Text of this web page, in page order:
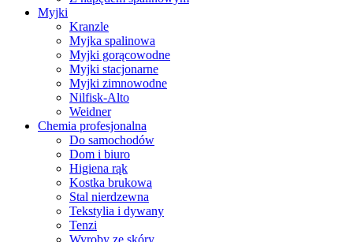
Myjki
Kranzle
Myjka spalinowa
Myjki gorącowodne
Myjki stacjonarne
Myjki zimnowodne
Nilfisk-Alto
Weidner
Chemia profesjonalna
Do samochodów
Dom i biuro
Higiena rąk
Kostka brukowa
Stal nierdzewna
Tekstylia i dywany
Tenzi
Wyroby ze skóry